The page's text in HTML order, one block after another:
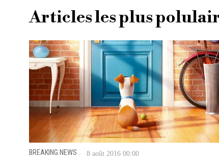
Articles les plus
BREAKING NEWS 8 août 2016 00:00